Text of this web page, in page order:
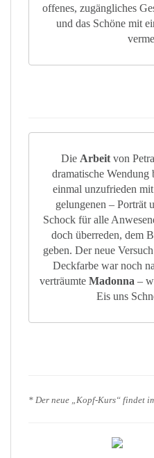
offenes, zugängliches
und das Schöne mit
Die Arbeitvon
dramatische Wendung
einmal unzufrieden
gelungenen – Porträt
Schock für alle
doch überreden, dem
geben. Der neue
Deckfarbe war noch
verträumte Madonna –
Eis uns
* Der neue „Kopf-Kurs“ findet